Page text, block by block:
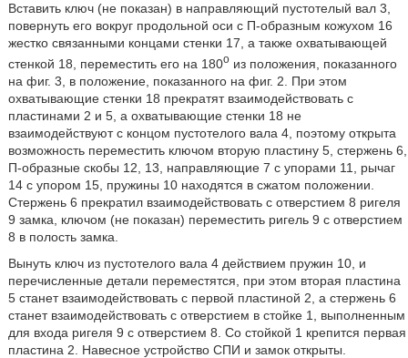
Вставить ключ (не показан) в направляющий пустотелый вал 3,
повернуть его вокруг продольной оси с П-образным кожухом 16
жестко связанными концами стенки 17, а также охватывающей
стенкой 18, переместить его на 180oиз положения, показанного
на фиг. 3, в положение, показанного на фиг. 2. При этом
охватывающие стенки 18 прекратят взаимодействовать с
пластинами 2 и 5, а охватывающие стенки 18 не
взаимодействуют с концом пустотелого вала 4, поэтому открыта
возможность переместить ключом вторую пластину 5, стержень 6,
П-образные скобы 12, 13, направляющие 7 с упорами 11, рычаг
14 с упором 15, пружины 10 находятся в сжатом положении.
Стержень 6 прекратил взаимодействовать с отверстием 8 ригеля
9 замка, ключом (не показан) переместить ригель 9 с отверстием
8 в полость замка.
Вынуть ключ из пустотелого вала 4 действием пружин 10, и
перечисленные детали переместятся, при этом вторая пластина
5 станет взаимодействовать с первой пластиной 2, а стержень 6
станет взаимодействовать с отверстием в стойке 1, выполненным
для входа ригеля 9 с отверстием 8. Со стойкой 1 крепится первая
пластина 2. Навесное устройство СПИ и замок открыты.